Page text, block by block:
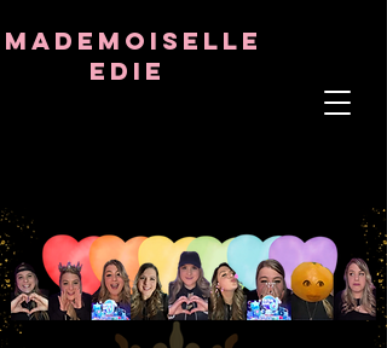
mademoiselle
Edie